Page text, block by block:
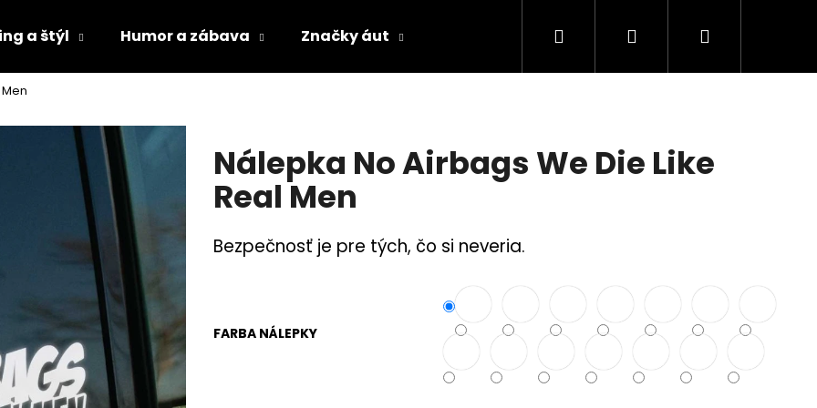
a štýl Humor a zábava Značky áut Rodina a bezpečnosť
Hľadať PrihlásenieNákupný
Nálepka No Airbags We Die Like
Real Men
Bezpečnosť je pre tých, čo si neveria.
FARBA NÁLEPKY
Čo potrebujete nájsť?
HĽADAŤ
Odporúčame